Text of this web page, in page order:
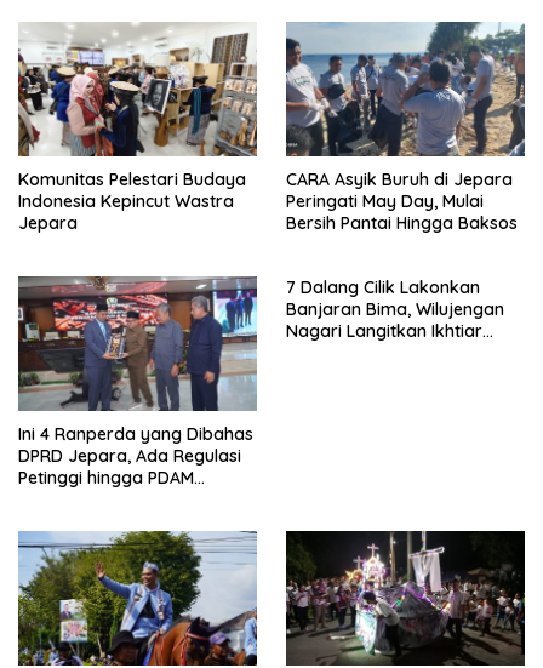
Komunitas Pelestari Budaya
Indonesia Kepincut Wastra
Jepara
CARA Asyik Buruh di Jepara
Peringati May Day, Mulai
Bersih Pantai Hingga Baksos
Ini 4 Ranperda yang Dibahas
DPRD Jepara, Ada Regulasi
Petinggi hingga PDAM
7 Dalang Cilik Lakonkan
Banjaran Bima, Wilujengan
Nagari Langitkan Ikhtiar